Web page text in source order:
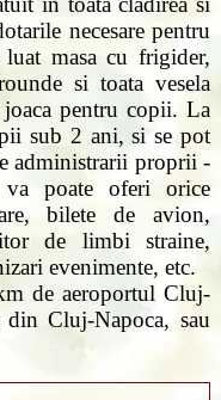
necesare pentru
masa cu frigider,
si toata vesela
joaca pentru copii. La
sub 2 ani, si se pot
administrarii proprii -
poate oferi orice
bilete de avion,
de limbi straine,
evenimente, etc.
de aeroportul Cluj-
din Cluj-Napoca, sau